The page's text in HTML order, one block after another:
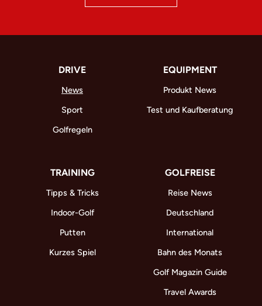
DRIVE
News
Sport
Golfregeln
EQUIPMENT
Produkt News
Test und Kaufberatung
TRAINING
Tipps & Tricks
Indoor-Golf
Putten
Kurzes Spiel
GOLFREISE
Reise News
Deutschland
International
Bahn des Monats
Golf Magazin Guide
Travel Awards